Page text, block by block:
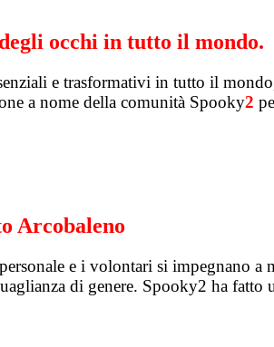
occhi in tutto il mondo.
e trasformativi in tutto il
a nome della comunità Spooky2
Arcobaleno
e i volontari si impegnano a
di genere. Spooky2 ha fatto